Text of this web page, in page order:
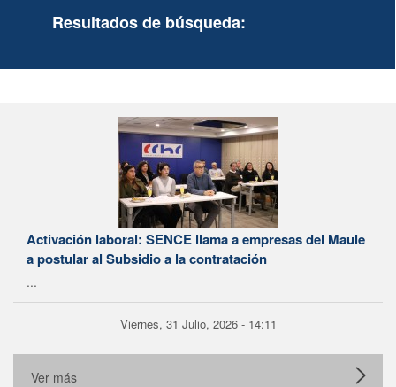
Resultados de búsqueda:
Activación laboral: SENCE llama a empresas del Maule
a postular al Subsidio a la contratación
...
Viernes, 31 Julio, 2026 - 14:11
Ver más